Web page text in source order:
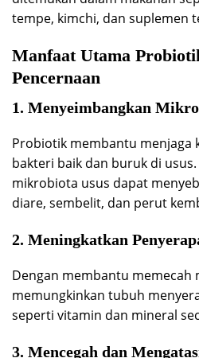
tempe, kimchi, dan suplemen
Manfaat Utama
Pencernaan
1. Menyeimbangkan
Probiotik membantu menjaga
bakteri baik dan buruk di
mikrobiota usus dapat
diare, sembelit, dan perut
2. Meningkatkan
Dengan membantu memecah
memungkinkan tubuh
seperti vitamin dan mineral
3. Mencegah dan